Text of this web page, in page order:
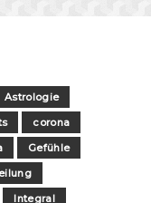
Astrologie
corona
Gefühle
Integral